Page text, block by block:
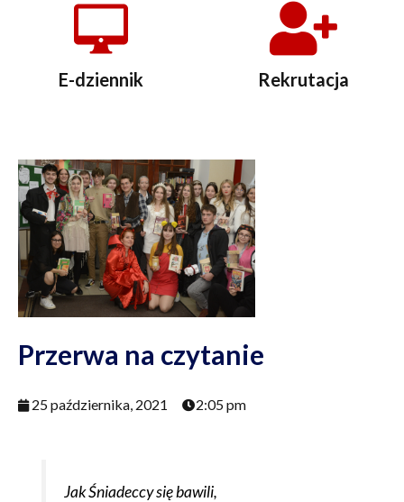
E-dziennik Rekrutacja
Przerwa na czytanie
25 października, 2021 2:05 pm
Jak Śniadeccy się bawili,